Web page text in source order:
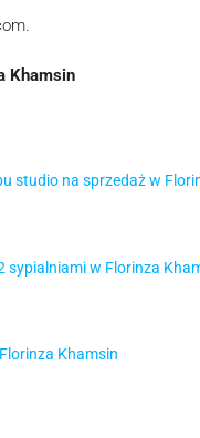
Khamsin
studio na sprzedaż w
sypialniami w Florinza
Khamsin